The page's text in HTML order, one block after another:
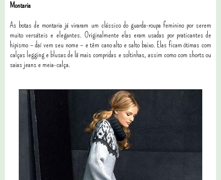
Montaria
As botas de montaria já viraram um clássico do guarda-roupa feminino por serem
muito versáteis e elegantes. Originalmente elas eram usadas por praticantes de
hipismo – daí vem seu nome – e têm cano alto e salto baixo. Elas ficam ótimas com
calças legging e blusas de lã mais compridas e soltinhas, assim como com shorts ou
saias jeans e meia-calça.